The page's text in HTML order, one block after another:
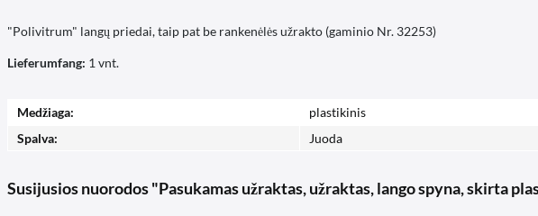
"Polivitrum" langų priedai, taip pat be rankenėlės užrakto (gaminio Nr. 32253)
Lieferumfang: 1 vnt.
Medžiaga:
plastikinis
Spalva:
Juoda
Susijusios nuorodos "Pasukamas užraktas, užraktas, lango spyna, skirta